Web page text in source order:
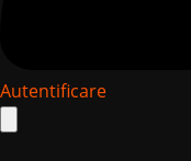
Autentificare